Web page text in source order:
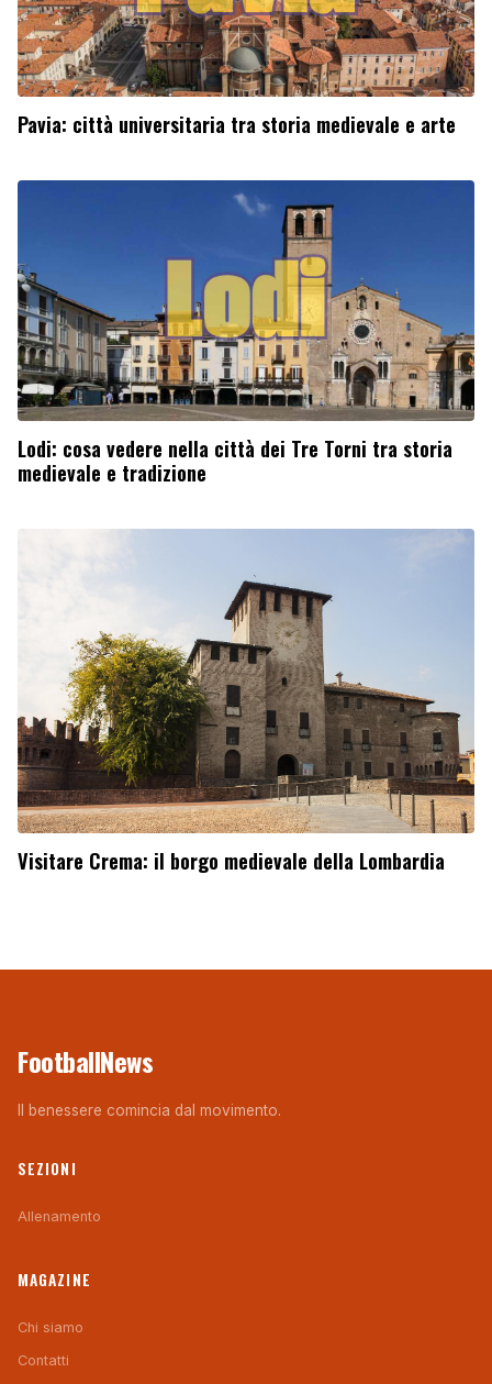
Pavia: città universitaria tra storia medievale e arte
Lodi: cosa vedere nella città dei Tre Torni tra storia
medievale e tradizione
Visitare Crema: il borgo medievale della Lombardia
FootballNews
Il benessere comincia dal movimento.
SEZIONI
Allenamento
MAGAZINE
Chi siamo
Contatti